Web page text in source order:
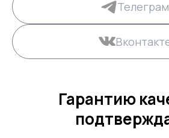
Телеграм
Гарантию